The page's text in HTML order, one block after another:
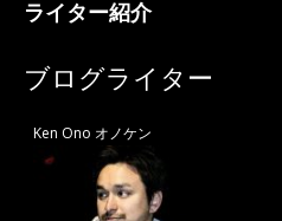
ライター紹介
ブログライター
Ken Ono オノケン